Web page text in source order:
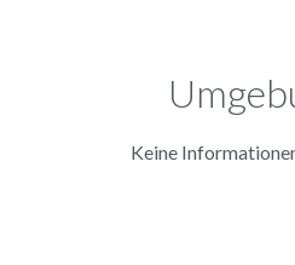
Keine